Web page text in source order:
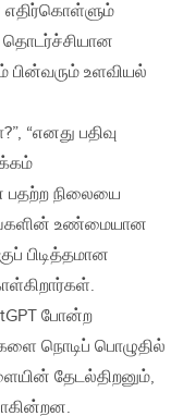
எதிர்கொள்ளும்
பின்வரும் உளவியல்
“எனது பதிவு
பதற்ற நிலையை
உண்மையான
பிடித்தமான
போன்ற
நொடிப் பொழுதில்
தேடல்திறனும்,